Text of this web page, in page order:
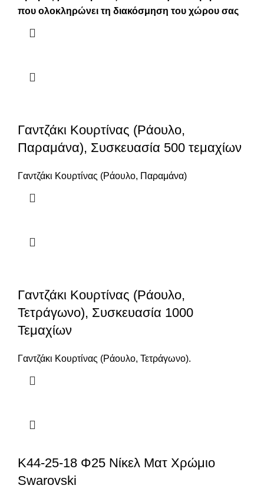
που ολοκληρώνει τη διακόσμηση του χώρου σας
Γαντζάκι Κουρτίνας (Ράουλο,
Παραμάνα), Συσκευασία 500 τεμαχίων
Γαντζάκι Κουρτίνας (Ράουλο, Παραμάνα)
Γαντζάκι Κουρτίνας (Ράουλο,
Τετράγωνο), Συσκευασία 1000
Τεμαχίων
Γαντζάκι Κουρτίνας (Ράουλο, Τετράγωνο).
Κ44-25-18 Φ25 Νίκελ Ματ Χρώμιο
Swarovski